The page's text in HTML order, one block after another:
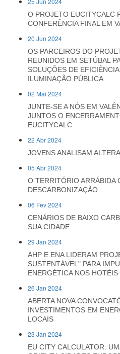
O PROJETO EUCITYCALC
CONFERÊNCIA FINAL EM
20 Jun 2024
OS PARCEIROS DO
REUNIDOS EM SETÚBAL
SOLUÇÕES DE
ILUMINAÇÃO PÚBLICA
02 Mai 2024
JUNTE-SE A NÓS EM
JUNTOS O
EUCITYCALC
22 Abr 2024
JOVENS ANALISAM
05 Abr 2024
O TERRITÓRIO ARRÁBIDA
DESCARBONIZAÇÃO
06 Fev 2024
CENÁRIOS DE BAIXO
SUA CIDADE
29 Jan 2024
AHP E ENA LIDERAM
SUSTENTÁVEL" PARA
ENERGÉTICA NOS HOTÉIS
26 Jan 2024
ABERTA NOVA
INVESTIMENTOS EM
LOCAIS
23 Jan 2024
EU CITY CALCULATOR: